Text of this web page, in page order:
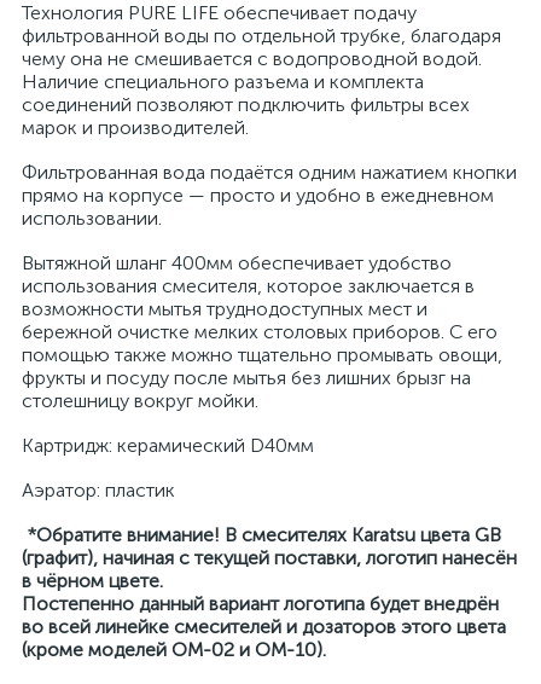
Технология PURE LIFE обеспечивает подачу
фильтрованной воды по отдельной трубке, благодаря
чему она не смешивается с водопроводной водой.
Наличие специального разъема и комплекта
соединений позволяют подключить фильтры всех
марок и производителей.
Фильтрованная вода подаётся одним нажатием кнопки
прямо на корпусе — просто и удобно в ежедневном
использовании.
Вытяжной шланг 400мм обеспечивает удобство
использования смесителя, которое заключается в
возможности мытья труднодоступных мест и
бережной очистке мелких столовых приборов. С его
помощью также можно тщательно промывать овощи,
фрукты и посуду после мытья без лишних брызг на
столешницу вокруг мойки.
Картридж: керамический D40мм
Аэратор: пластик
*Обратите внимание! В смесителях Karatsu цвета GB
(графит), начиная с текущей поставки, логотип нанесён
в чёрном цвете.
Постепенно данный вариант логотипа будет внедрён
во всей линейке смесителей и дозаторов этого цвета
(кроме моделей OM-02 и OM-10).